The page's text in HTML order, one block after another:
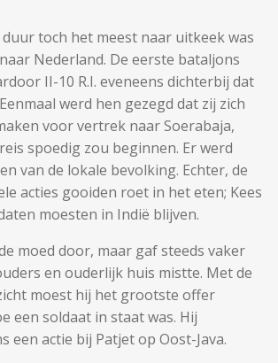
toch het meest naar uitkeek was
Nederland. De eerste bataljons
II-10 R.I. eveneens dichterbij dat
werd hen gezegd dat zij zich
voor vertrek naar Soerabaja,
spoedig zou beginnen. Er werd
van de lokale bevolking. Echter, de
acties gooiden roet in het eten; Kees
moesten in Indië blijven.
moed door, maar gaf steeds vaker
en ouderlijk huis mistte. Met de
moest hij het grootste offer
een soldaat in staat was. Hij
een actie bij Patjet op Oost-Java.